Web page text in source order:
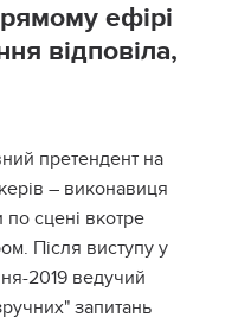
ефірі
відповіла,
претендент на
– виконавиця
по сцені вкотре
Після виступу у
2019 ведучий
запитань